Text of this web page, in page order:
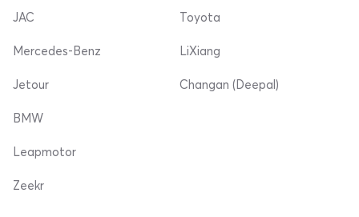
JAC
Mercedes-Benz
Jetour
Toyota
LiXiang
Changan (Deepal)
BMW
Leapmotor
Zeekr